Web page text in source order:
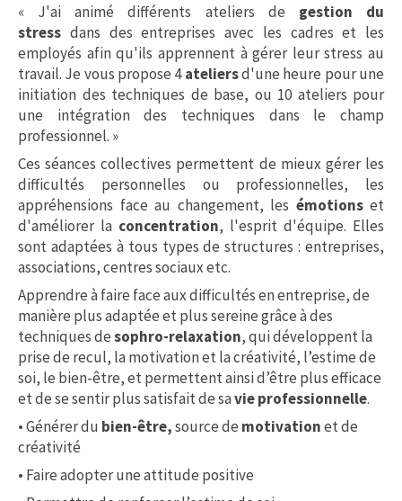
« J'ai animé différents ateliers de gestion du
stress dans des entreprises avec les cadres et les
employés afin qu'ils apprennent à gérer leur stress au
travail. Je vous propose 4ateliersd'une heure pour une
initiation des techniques de base, ou 10 ateliers pour
une intégration des techniques dans le champ
professionnel. »
Ces séances collectives permettent de mieux gérer les
difficultés personnelles ou professionnelles, les
appréhensions face au changement, les émotions et
d'améliorer la concentration, l'esprit d'équipe. Elles
sont adaptées à tous types de structures : entreprises,
associations, centres sociaux etc.
Apprendre à faire face aux difficultés en entreprise, de
manière plus adaptée et plus sereine grâce à des
techniques desophro-relaxation, qui développent la
prise de recul, la motivation et la créativité, l’estime de
soi, le bien-être, et permettent ainsi d’être plus efficace
et de se sentir plus satisfait de savie professionnelle.
• Générer du bien-être,source de motivationet de
créativité
• Faire adopter une attitude positive